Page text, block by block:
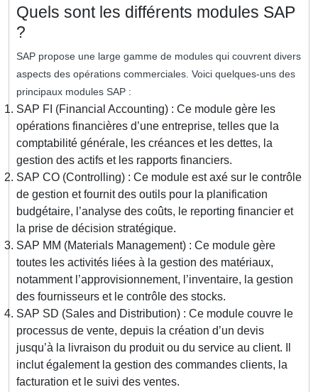
Quels sont les différents modules SAP
?
SAP propose une large gamme de modules qui couvrent divers
aspects des opérations commerciales. Voici quelques-uns des
principaux modules SAP :
SAP FI (Financial Accounting) : Ce module gère les
opérations financières d’une entreprise, telles que la
comptabilité générale, les créances et les dettes, la
gestion des actifs et les rapports financiers.
SAP CO (Controlling) : Ce module est axé sur le contrôle
de gestion et fournit des outils pour la planification
budgétaire, l’analyse des coûts, le reporting financier et
la prise de décision stratégique.
SAP MM (Materials Management) : Ce module gère
toutes les activités liées à la gestion des matériaux,
notamment l’approvisionnement, l’inventaire, la gestion
des fournisseurs et le contrôle des stocks.
SAP SD (Sales and Distribution) : Ce module couvre le
processus de vente, depuis la création d’un devis
jusqu’à la livraison du produit ou du service au client. Il
inclut également la gestion des commandes clients, la
facturation et le suivi des ventes.